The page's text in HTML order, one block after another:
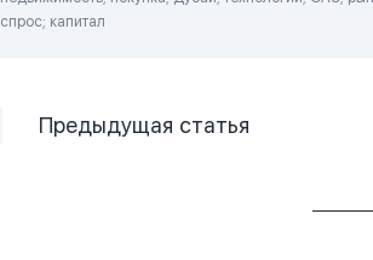
спрос; капитал
Предыдущая статья